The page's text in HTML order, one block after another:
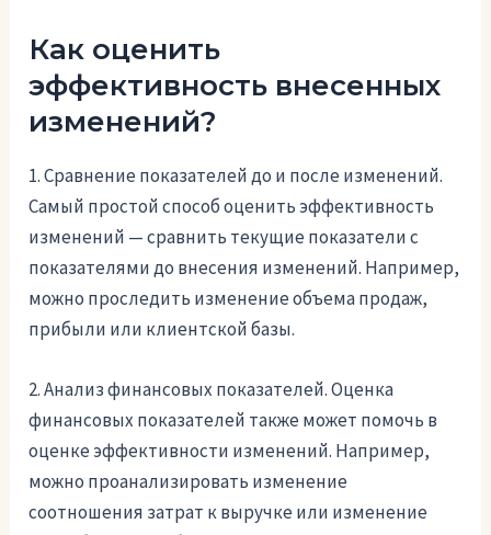
Как оценить
эффективность внесенных
изменений?
1. Сравнение показателей до и после изменений.
Самый простой способ оценить эффективность
изменений — сравнить текущие показатели с
показателями до внесения изменений. Например,
можно проследить изменение объема продаж,
прибыли или клиентской базы.
2. Анализ финансовых показателей. Оценка
финансовых показателей также может помочь в
оценке эффективности изменений. Например,
можно проанализировать изменение
соотношения затрат к выручке или изменение